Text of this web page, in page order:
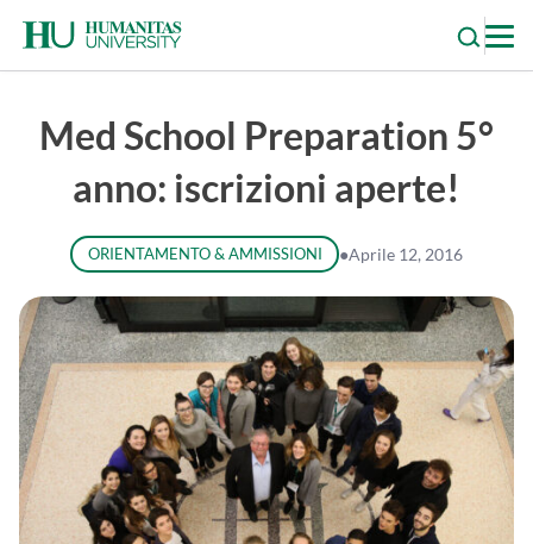
content
Med School Preparation 5°
anno: iscrizioni aperte!
ORIENTAMENTO & AMMISSIONI ●Aprile 12, 2016